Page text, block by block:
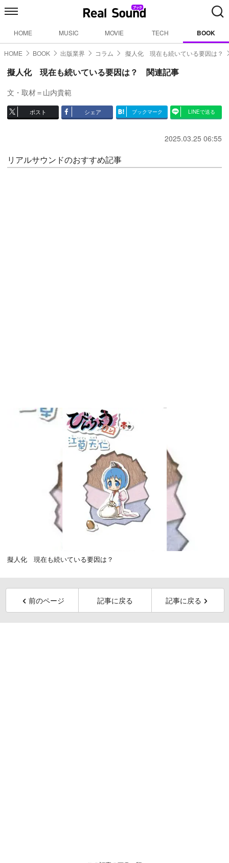
HOME MUSIC MOVIE TECH BOOK
HOME BOOK 出版業界 コラム 擬人化 現在も続いている要因は？
擬人化 現在も続いている要因は？ 関連記事
文・取材＝山内貴範
ポスト シェア ブックマーク LINEで送る
2025.03.25 06:55
リアルサウンドのおすすめ記事
擬人化 現在も続いている要因は？
前のページ 記事に戻る 記事に戻る